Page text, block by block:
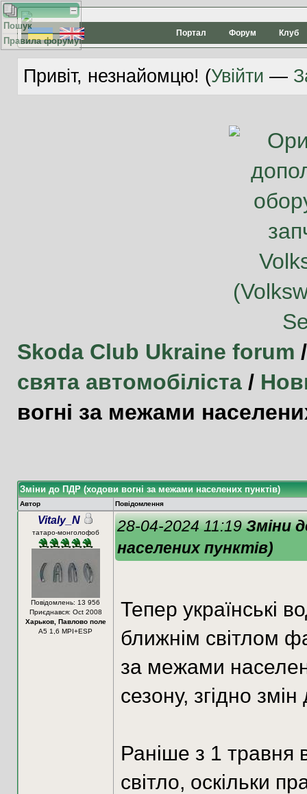
Портал Форум Клуб
Привіт, незнайомцю! (Увійти —
Skoda Club Ukraine forum
свята автомобіліста/
вогні за межами
Пошук
Правила форуму
Зміни до ПДР (ходови вогні за межами населених пунктів)
Автор Повідомлення
Vitaly_N
татаро-монголофоб
Повідомлень: 13 956
Приєднався: Oct 2008
Харьков, Павлово поле
А5 1,6 MPI+ESP
28-04-2024 11:19Зміни
населених пунктів)
Тепер українські
ближнім світлом
за межами
сезону, згідно
Раніше з 1 травня
світло, оскільки